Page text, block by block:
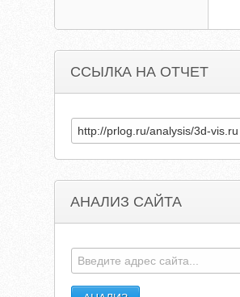
ССЫЛКА НА ОТЧЕТ
АНАЛИЗ САЙТА